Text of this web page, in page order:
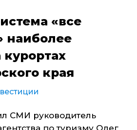
«все
наиболее
курортах
края
СМИ руководитель
по туризму Олег